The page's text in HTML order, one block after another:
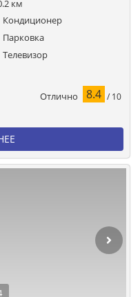
км
Кондиционер
Парковка
Телевизор
Отлично 8.4 / 10